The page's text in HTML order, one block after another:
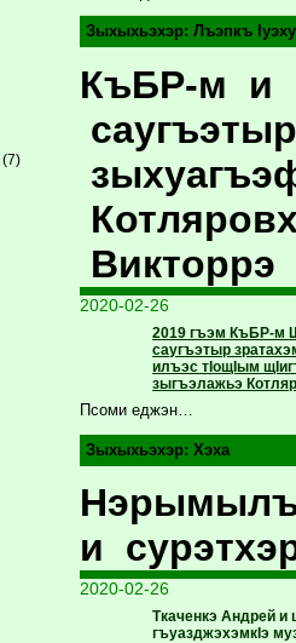
(7)
Зыхыхьэхэр:Лъэпкъ Iуэху
КъБР-м и
Викторрэ
2020-02-26
2019 гъэм КъБР-м
саугъэтыр
илъэс тIощIым
зыгъэлажьэ
Псоми еджэн…
Зыхыхьэхэр:Хэха
и
2020-02-26
Ткаченкэ Андрей
гъуазджэхэмкIэ